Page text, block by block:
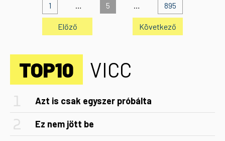
Előző
1 … 5 … 895
Következő
TOP10 VICC
Azt is csak egyszer próbálta
Ez nem jött be